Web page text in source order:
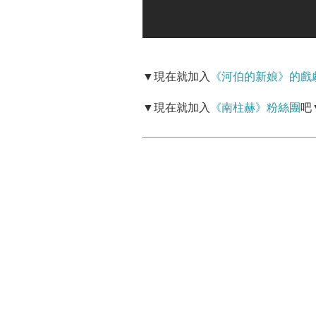
▼現在就加入 《河伯的新娘》的戲
▼現在就加入 《南柱赫》粉絲團 吧